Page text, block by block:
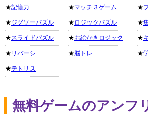
★記憶力
★ジグソーパズル
★スライドパズル
★ リバーシ
★テトリス
★マッチ３ゲーム
★ ロジックパズル
★お絵かきロジック
★脳トレ
★
★
★
★
無料ゲームのアンフ